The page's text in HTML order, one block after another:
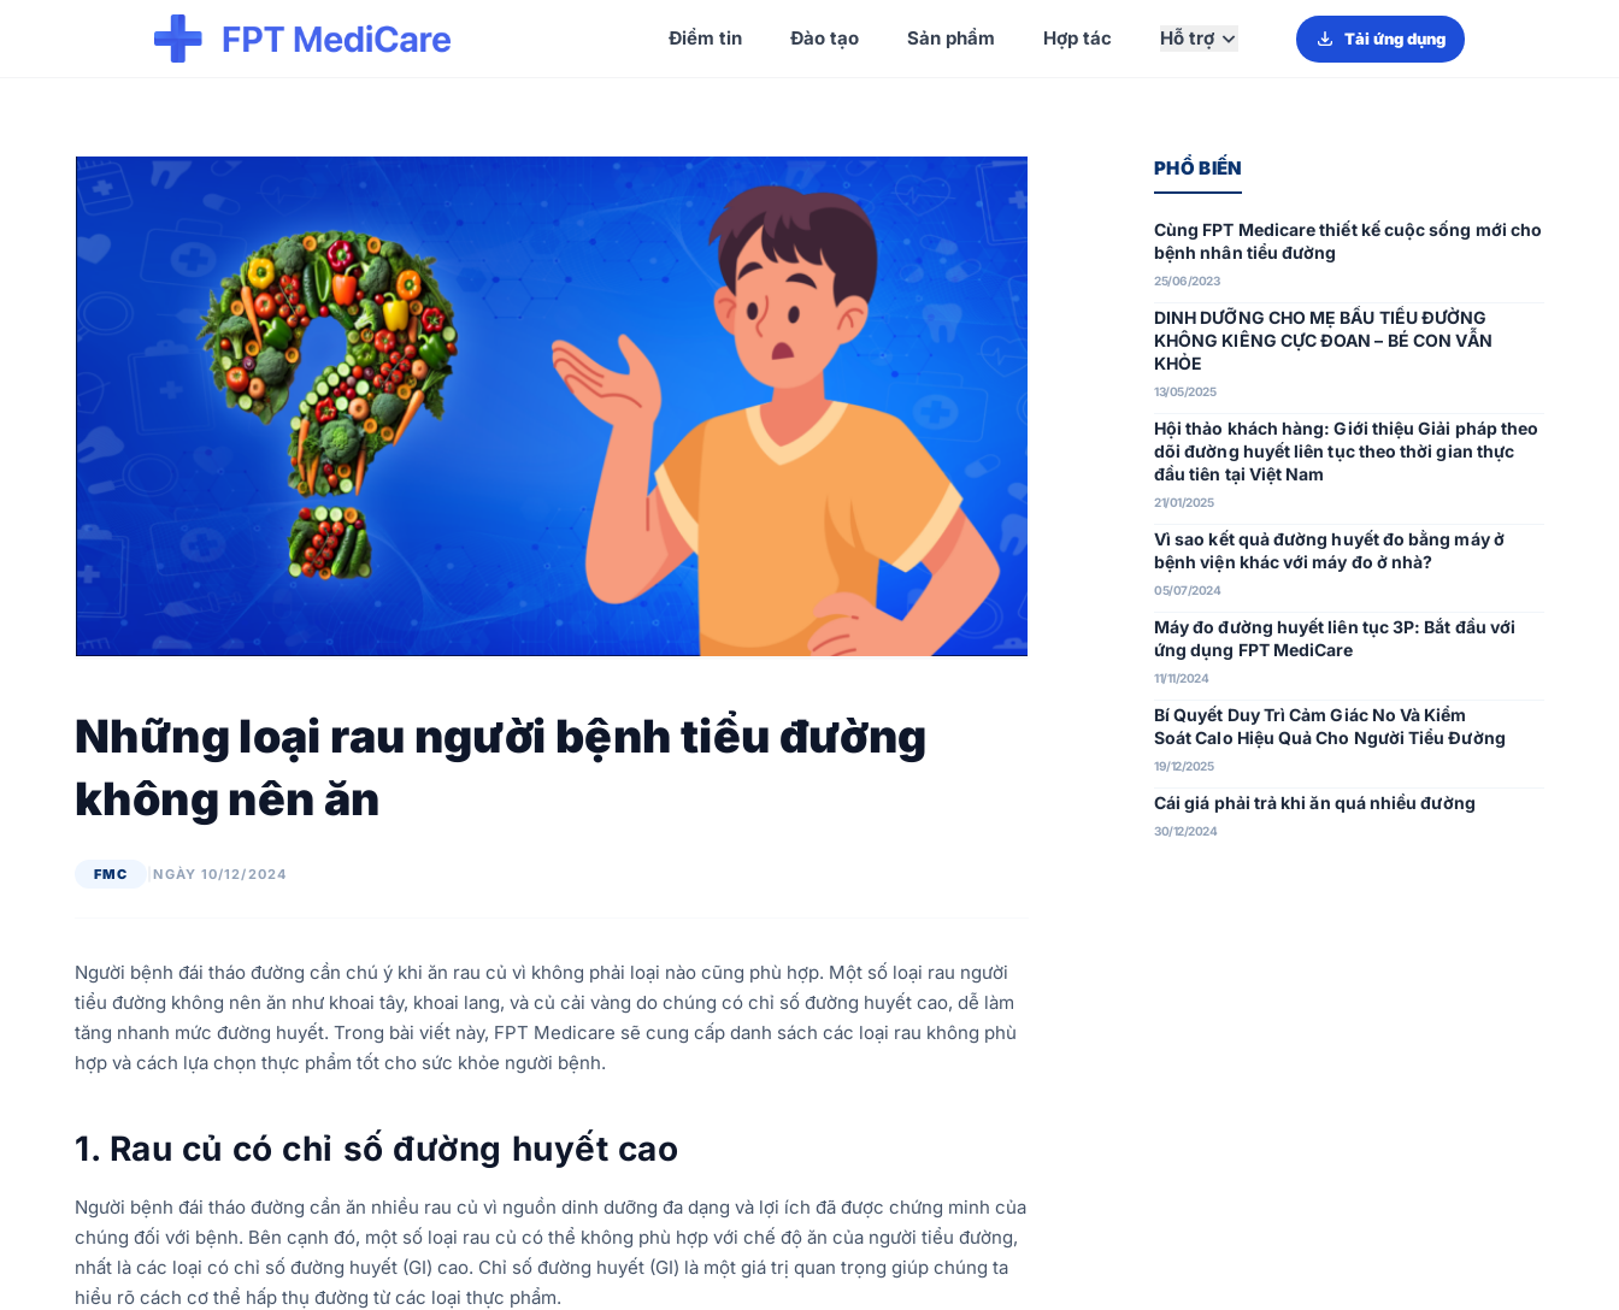
Điểm tin Đào tạo Sản phẩm Hợp tác Hỗ trợ Tải ứng dụng
Những loại rau người bệnh tiểu đường
không nên ăn
FMC |NGÀY 10/12/2024
Người bệnh đái tháo đường cần chú ý khi ăn rau củ vì không phải loại nào cũng phù hợp. Một số loại rau người
tiểu đường không nên ăn như khoai tây, khoai lang, và củ cải vàng do chúng có chỉ số đường huyết cao, dễ làm
tăng nhanh mức đường huyết. Trong bài viết này, FPT Medicare sẽ cung cấp danh sách các loại rau không phù
hợp và cách lựa chọn thực phẩm tốt cho sức khỏe người bệnh.
1. Rau củ có chỉ số đường huyết cao
Người bệnh đái tháo đường cần ăn nhiều rau củ vì nguồn dinh dưỡng đa dạng và lợi ích đã được chứng minh của
chúng đối với bệnh. Bên cạnh đó, một số loại rau củ có thể không phù hợp với chế độ ăn của người tiểu đường,
nhất là các loại có chỉ số đường huyết (GI) cao. Chỉ số đường huyết (GI) là một giá trị quan trọng giúp chúng ta
hiểu rõ cách cơ thể hấp thụ đường từ các loại thực phẩm.
PHỔ BIẾN
Cùng FPT Medicare thiết kế cuộc sống mới cho
bệnh nhân tiểu đường
25/06/2023
DINH DƯỠNG CHO MẸ BẦU TIỂU ĐƯỜNG
KHÔNG KIÊNG CỰC ĐOAN – BÉ CON VẪN
KHỎE
13/05/2025
Hội thảo khách hàng: Giới thiệu Giải pháp theo
dõi đường huyết liên tục theo thời gian thực
đầu tiên tại Việt Nam
21/01/2025
Vì sao kết quả đường huyết đo bằng máy ở
bệnh viện khác với máy đo ở nhà?
05/07/2024
Máy đo đường huyết liên tục 3P: Bắt đầu với
ứng dụng FPT MediCare
11/11/2024
Bí Quyết Duy Trì Cảm Giác No Và Kiểm
Soát Calo Hiệu Quả Cho Người Tiểu Đường
19/12/2025
Cái giá phải trả khi ăn quá nhiều đường
30/12/2024